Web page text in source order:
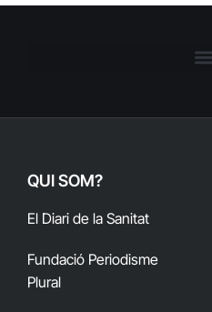
QUI SOM?
El Diari de la Sanitat
Fundació Periodisme
Plural